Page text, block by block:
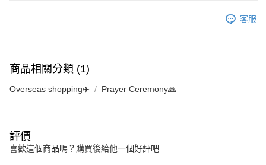
客服
商品相關分類 (1)
Overseas shopping✈️ Prayer Ceremony🙏
評價
喜歡這個商品嗎？購買後給他一個好評吧